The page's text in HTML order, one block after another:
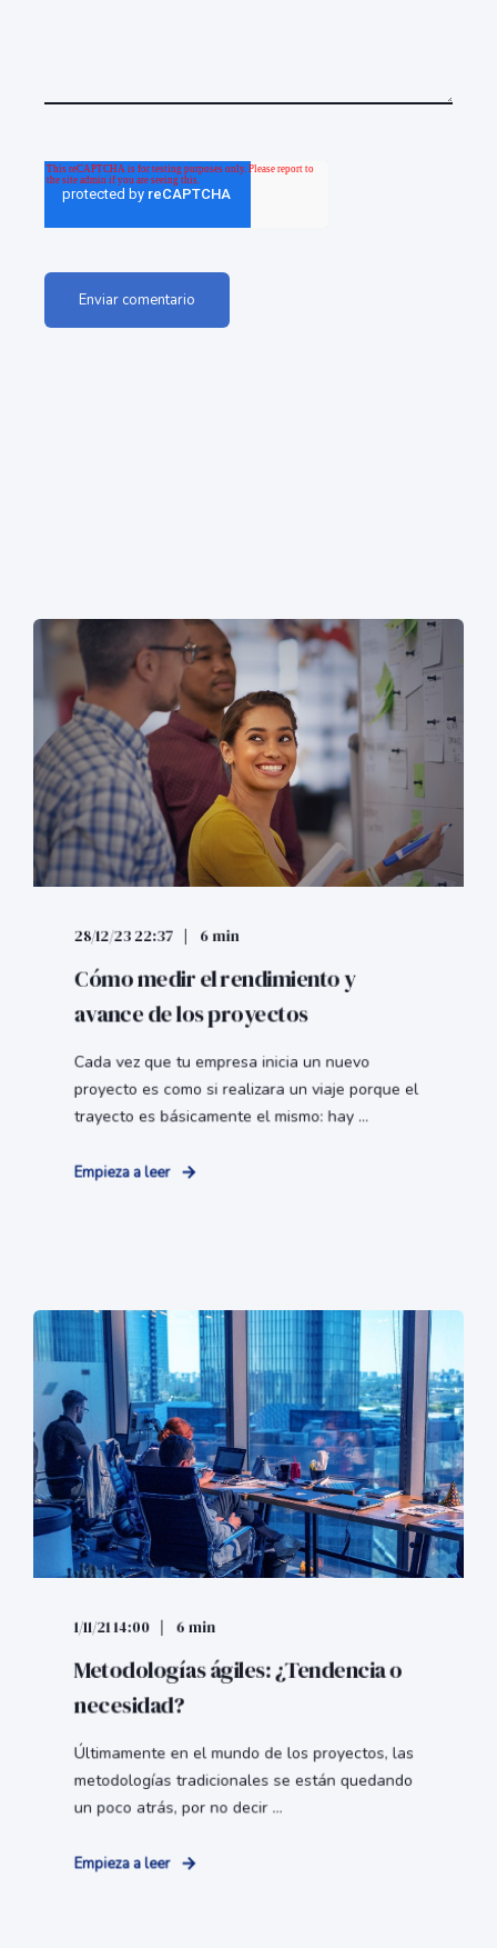
28/12/23 22:37 6 min
Cómo medir el rendimiento y
avance de los proyectos
Cada vez que tu empresa inicia un nuevo
proyecto es como si realizara un viaje porque el
trayecto es básicamente el mismo: hay ...
Empieza a leer
1/11/21 14:00 6 min
Metodologías ágiles: ¿Tendencia o
necesidad?
Últimamente en el mundo de los proyectos, las
metodologías tradicionales se están quedando
un poco atrás, por no decir ...
Empieza a leer